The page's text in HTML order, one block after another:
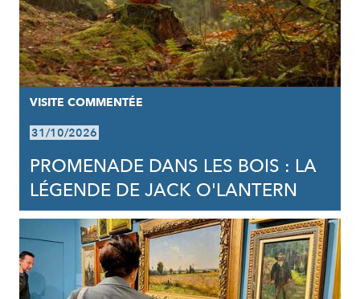
VISITE COMMENTÉE
31/10/2026
PROMENADE DANS LES BOIS : LA
LÉGENDE DE JACK O'LANTERN